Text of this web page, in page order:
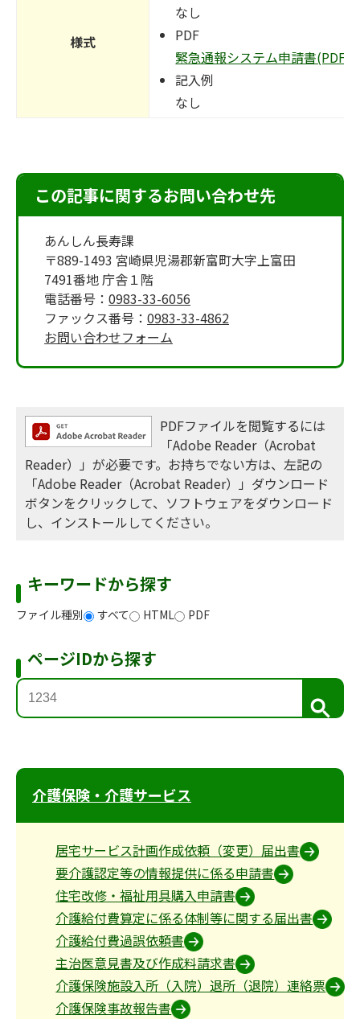
様式
なし
PDF
緊急通報システム申請書(PDF
記入例
なし
この記事に関するお問い合わせ先
あんしん長寿課
〒889-1493 宮崎県児湯郡新富町大字上富田
7491番地 庁舎１階
電話番号： 0983-33-6056
ファックス番号： 0983-33-4862
お問い合わせフォーム
PDFファイルを閲覧するには
「Adobe Reader（Acrobat
Reader）」が必要です。お持ちでない方は、左記の
「Adobe Reader（Acrobat Reader）」ダウンロード
ボタンをクリックして、ソフトウェアをダウンロード
し、インストールしてください。
キーワードから探す
ファイル種別 すべて HTML PDF
ページIDから探す
検
索
介護保険・介護サービス
居宅サービス計画作成依頼（変更）届出書
要介護認定等の情報提供に係る申請書
住宅改修・福祉用具購入申請書
介護給付費算定に係る体制等に関する届出書
介護給付費過誤依頼書
主治医意見書及び作成料請求書
介護保険施設入所（入院）退所（退院）連絡票
介護保険事故報告書